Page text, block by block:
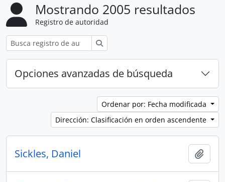
Mostrando 2005 resultados
Registro de autoridad
Opciones avanzadas de búsqueda
Ordenar por: Fecha modificada
Dirección: Clasificación en orden ascendente
Sickles, Daniel